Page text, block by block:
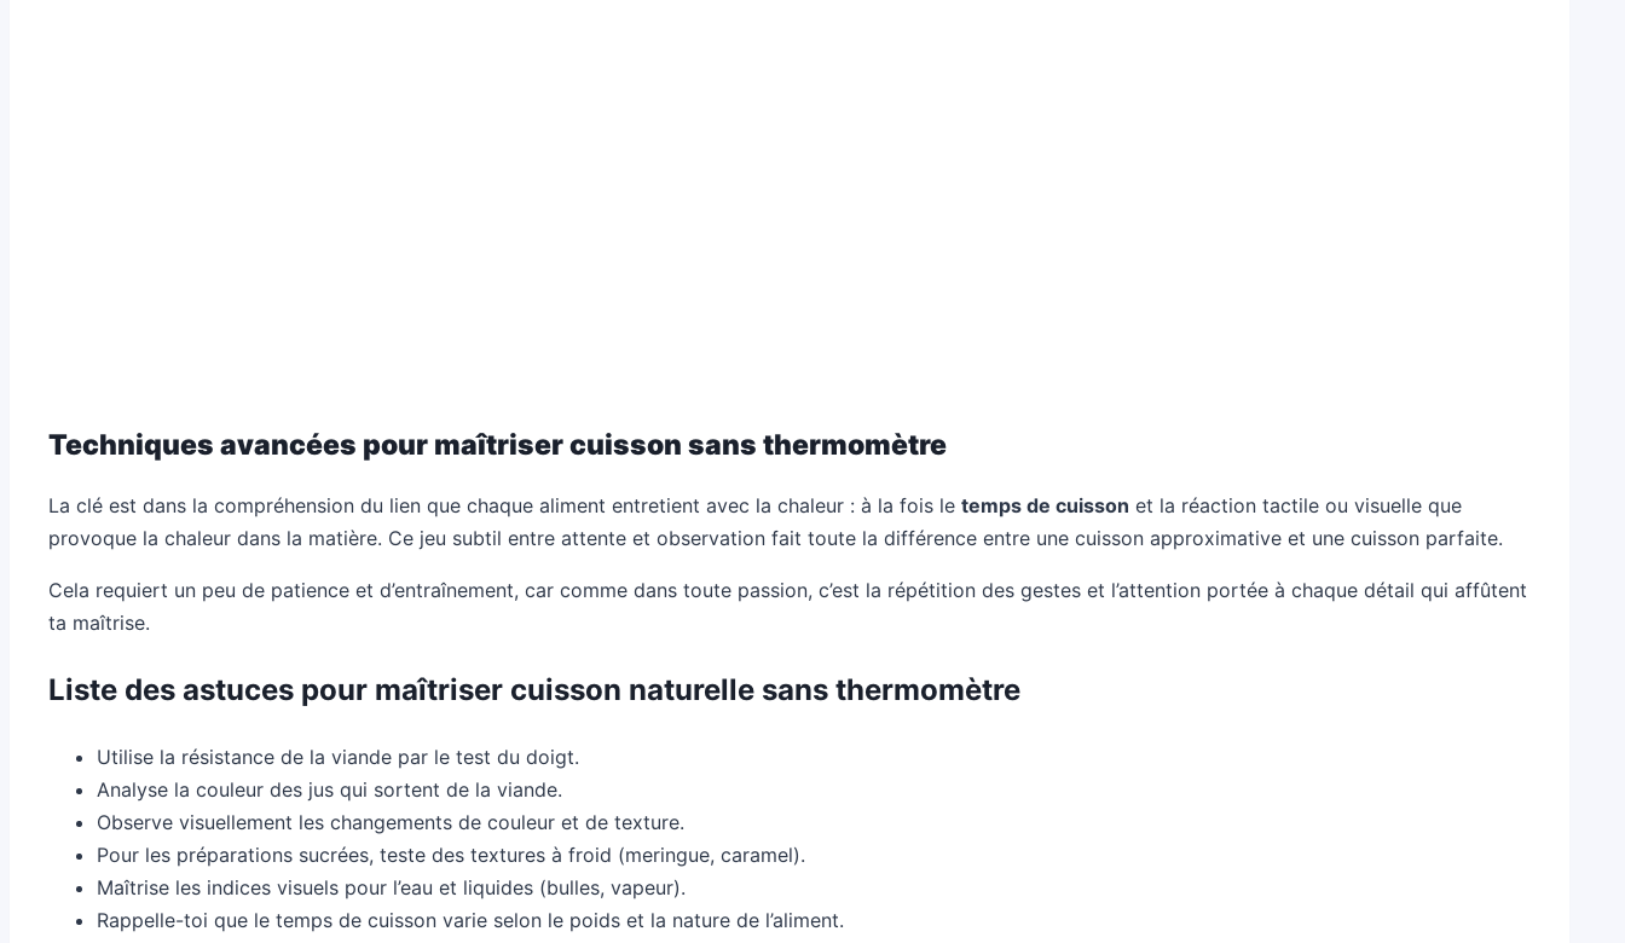
Techniques avancées pour maîtriser cuisson sans thermomètre
La clé est dans la compréhension du lien que chaque aliment entretient avec la chaleur : à la fois le temps de cuisson et la réaction tactile ou visuelle que
provoque la chaleur dans la matière. Ce jeu subtil entre attente et observation fait toute la différence entre une cuisson approximative et une cuisson parfaite.
Cela requiert un peu de patience et d’entraînement, car comme dans toute passion, c’est la répétition des gestes et l’attention portée à chaque détail qui affûtent
ta maîtrise.
Liste des astuces pour maîtriser cuisson naturelle sans thermomètre
Utilise la résistance de la viande par le test du doigt.
Analyse la couleur des jus qui sortent de la viande.
Observe visuellement les changements de couleur et de texture.
Pour les préparations sucrées, teste des textures à froid (meringue, caramel).
Maîtrise les indices visuels pour l’eau et liquides (bulles, vapeur).
Rappelle-toi que le temps de cuisson varie selon le poids et la nature de l’aliment.